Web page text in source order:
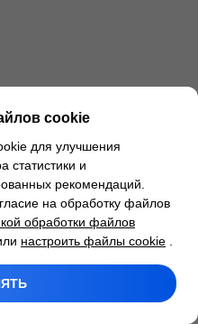
cookie
для улучшения
статистики и
рекомендаций.
на обработку файлов
обработки файлов
настроить файлы cookie